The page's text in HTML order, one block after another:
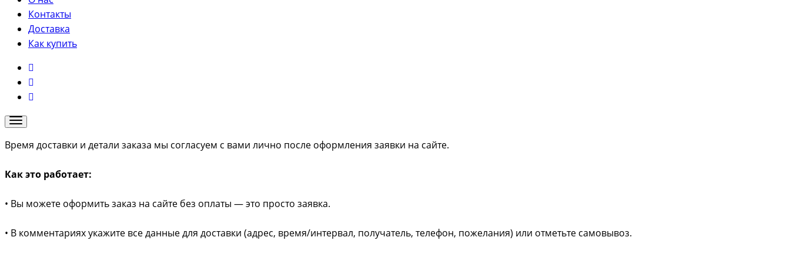
Контакты
Доставка
Как купить
Время доставки и детали заказа мы согласуем с вами лично после оформления заявки на сайте.
Как это работает:
• Вы можете оформить заказ на сайте без оплаты — это просто заявка.
• В комментариях укажите все данные для доставки (адрес, время/интервал, получатель, телефон, пожелания) или отметьте самовывоз.